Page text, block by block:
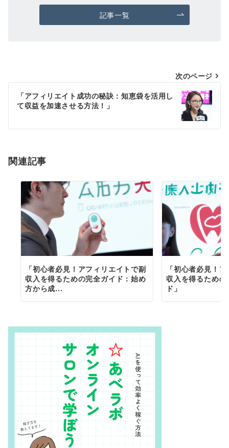
記事一覧
ナ
ビ
ー
次のページ
「アフィリエイト成功の秘訣：知恵袋を活用し
て収益を加速させる方法！」
関連記事
「初心者必見！アフィリエイトで副
収入を得るための完全ガイド：始め
方から成...
「初心者必見！
収入を得るため
ド」